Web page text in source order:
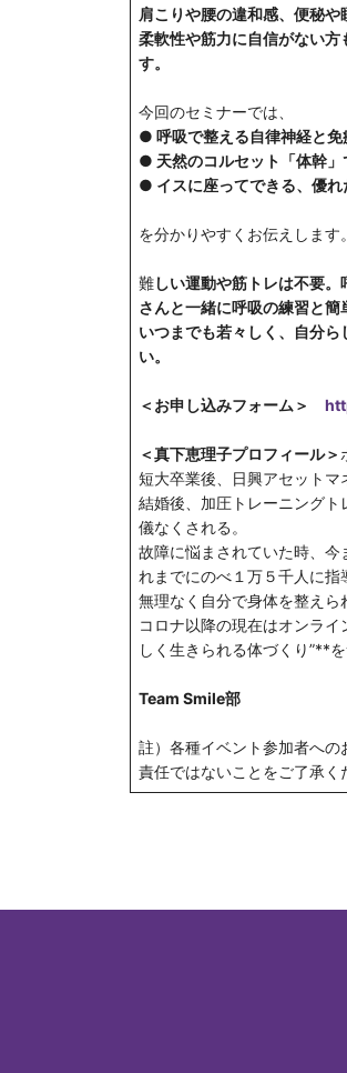
肩こりや腰の違和感、便秘や
柔軟性や筋力に自信がない
す。
今回のセミナーでは、
● 呼吸で整える自律神経と免
● 天然のコルセット「体幹
● イスに座ってできる、優
を分かりやすくお伝えします。
難しい運動や筋トレは不要
さんと一緒に呼吸の練習と簡
いつまでも若々しく、自分
い。
＜お申し込みフォーム＞
＜真下恵理子プロフィール＞
短大卒業後、日興アセットマ
結婚後、加圧トレーニング
儀なくされる。
故障に悩まされていた時、今
れまでにのべ１万５千人に指
無理なく自分で身体を整えら
コロナ以降の現在はオンラ
しく生きられる体づくり”**
Team Smile部
註）各種イベント参加者へ
責任ではないことをご了承く